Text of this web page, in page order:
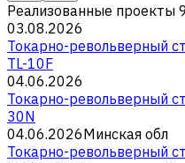
Реализованные проекты
03.08.2026
Токарно-револьверный
TL-10F
04.06.2026
Токарно-револьверный
30N
04.06.2026Минская обл
Токарно-револьверный